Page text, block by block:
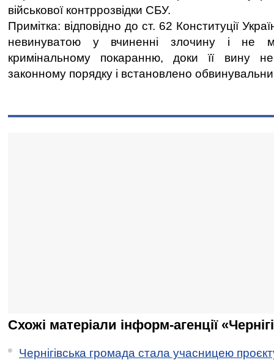
військової контррозвідки СБУ.
Примітка: відповідно до ст. 62 Конституції
невинуватою у вчиненні злочину і не
кримінальному покаранню, доки її вину
законному порядку і встановлено
Схожі матеріали інформ-агенції
Чернігівська громада стала учасницею